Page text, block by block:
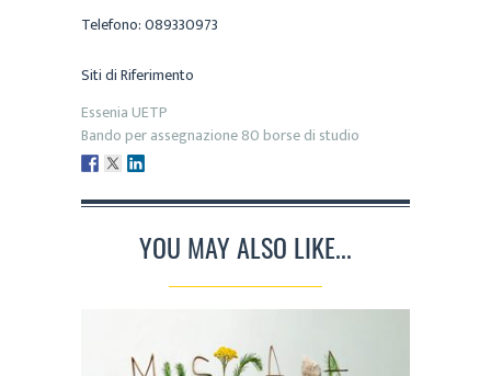
Telefono: 089330973
Siti di Riferimento
Essenia UETP
Bando per assegnazione 80 borse di studio
YOU MAY ALSO LIKE...